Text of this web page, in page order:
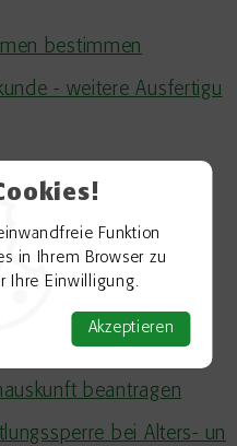
Funktion
in Ihrem Browser zu
Ihre Einwilligung.
Akzeptieren
bestimmen
- weitere Ausfertigu
(einfach)
(erweitert)
beantragen
beantragen
bei Alters- un